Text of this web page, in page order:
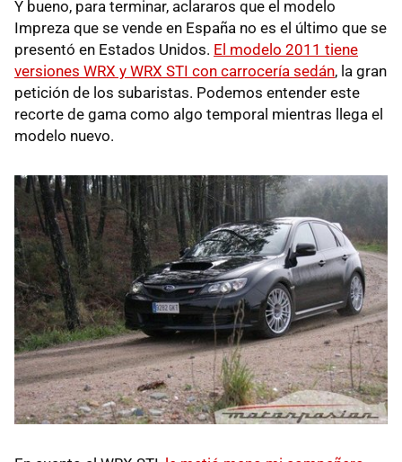
Y bueno, para terminar, aclararos que el modelo
Impreza que se vende en España no es el último que se
presentó en Estados Unidos. El modelo 2011 tiene
versiones WRX y WRX STI con carrocería sedán, la gran
petición de los subaristas. Podemos entender este
recorte de gama como algo temporal mientras llega el
modelo nuevo.